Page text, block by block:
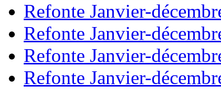
Refonte Janvier-
Refonte Janvier-
Refonte Janvier-
Refonte Janvier-